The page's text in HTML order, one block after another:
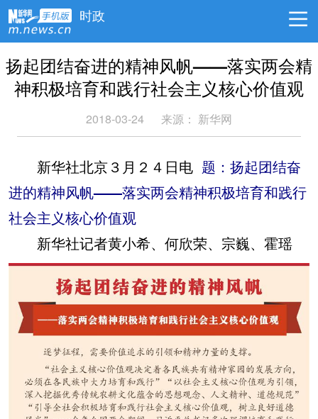
时政
扬起团结奋进的精神风帆——落实两会精
神积极培育和践行社会主义核心价值观
2018-03-24 来源： 新华网
新华社北京３月２４日电 题：扬起团结奋
进的精神风帆——落实两会精神积极培育和践行
社会主义核心价值观
新华社记者黄小希、何欣荣、宗巍、霍瑶